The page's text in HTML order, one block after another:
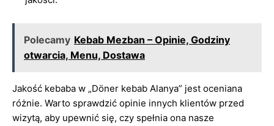
Polecamy Kebab Mezban – Opinie, Godziny
otwarcia, Menu, Dostawa
Jakość kebaba w „Döner kebab Alanya” jest oceniana
różnie. Warto sprawdzić opinie innych klientów przed
wizytą, aby upewnić się, czy spełnia ona nasze